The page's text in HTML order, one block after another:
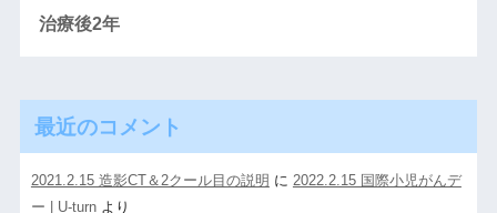
治療後2年
最近のコメント
2021.2.15 造影CT＆2クール目の説明 に 2022.2.15 国際小児がんデ
ー | U-turnより